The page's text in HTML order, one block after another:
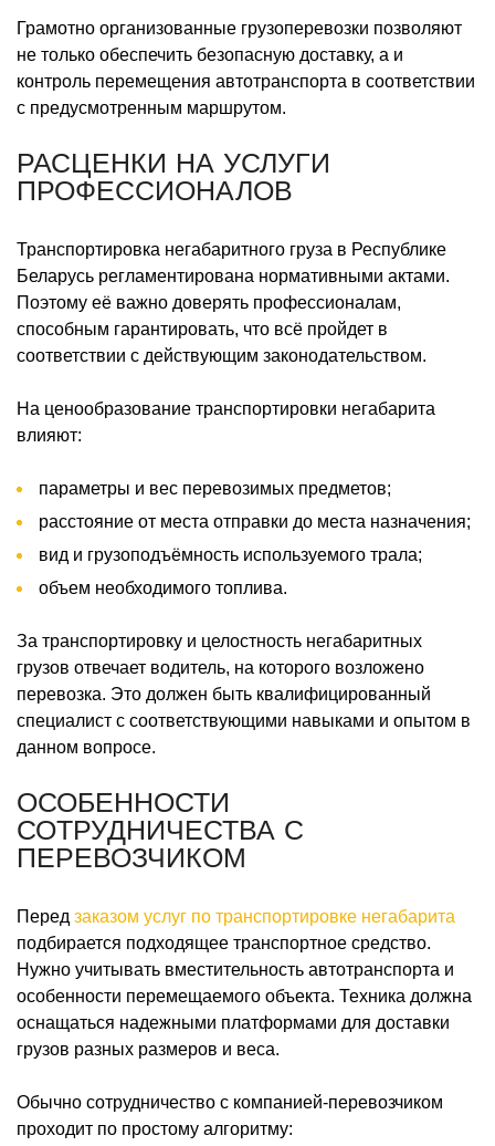
Грамотно организованные грузоперевозки позволяют
не только обеспечить безопасную доставку, а и
контроль перемещения автотранспорта в соответствии
с предусмотренным маршрутом.
РАСЦЕНКИ НА УСЛУГИ
ПРОФЕССИОНАЛОВ
Транспортировка негабаритного груза в Республике
Беларусь регламентирована нормативными актами.
Поэтому её важно доверять профессионалам,
способным гарантировать, что всё пройдет в
соответствии с действующим законодательством.
На ценообразование транспортировки негабарита
влияют:
параметры и вес перевозимых предметов;
расстояние от места отправки до места назначения;
вид и грузоподъёмность используемого трала;
объем необходимого топлива.
За транспортировку и целостность негабаритных
грузов отвечает водитель, на которого возложено
перевозка. Это должен быть квалифицированный
специалист с соответствующими навыками и опытом в
данном вопросе.
ОСОБЕННОСТИ
СОТРУДНИЧЕСТВА С
ПЕРЕВОЗЧИКОМ
Перед заказом услуг по транспортировке негабарита
подбирается подходящее транспортное средство.
Нужно учитывать вместительность автотранспорта и
особенности перемещаемого объекта. Техника должна
оснащаться надежными платформами для доставки
грузов разных размеров и веса.
Обычно сотрудничество с компанией-перевозчиком
проходит по простому алгоритму: